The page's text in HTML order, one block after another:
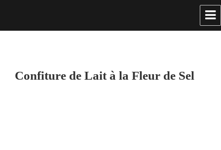
Confiture de Lait à la Fleur de Sel